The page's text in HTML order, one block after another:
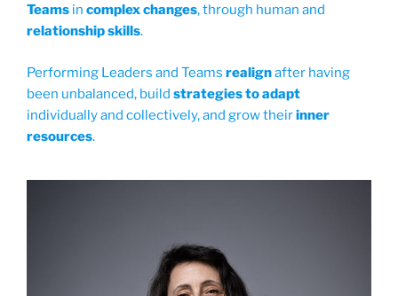
Teams in complex changes, through human and
relationship skills.
Performing Leaders and Teams realignafter having
been unbalanced, build strategies to adapt
individually and collectively, and grow theirinner
resources.